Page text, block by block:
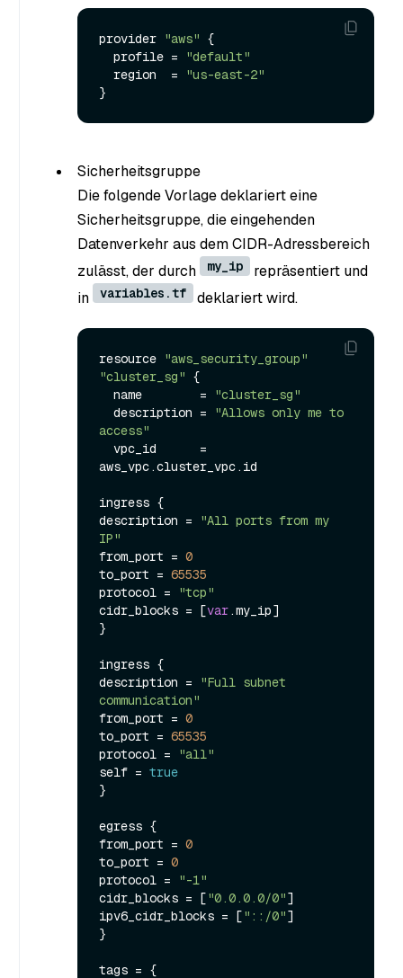
provider "aws" {
  profile =
"default"
  region  =
"us-east-2"
Sicherheitsgruppe
Die folgende Vorlage deklariert eine
Sicherheitsgruppe, die eingehenden
Datenverkehr aus dem CIDR-Adressbereich
zulässt, der durch
my_ip
repräsentiert und
in
variables.tf deklariert wird.
resource "aws_security_group"
"cluster_sg" {
  name        =
"cluster_sg"
  description =
"Allows only me to
access"
aws_vpc.cluster_vpc. id
ingress {
description =
"All ports from my
IP"
from_port = 0
to_port = 65535
protocol =
"tcp"
cidr_blocks = [var.my_ip]
}
ingress {
description =
"Full subnet
communication"
from_port = 0
to_port = 65535
protocol =
"all"
self = true
}
egress {
from_port = 0
to_port = 0
protocol =
"-1"
cidr_blocks = ["0.0.0.0/0"]
ipv6_cidr_blocks = ["::/0"]
}